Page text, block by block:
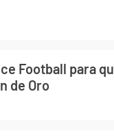
Football para
de Oro